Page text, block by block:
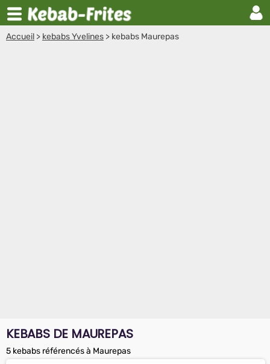
Accueil > kebabs Yvelines > kebabs Maurepas
KEBABS DE MAUREPAS
5 kebabs référencés à Maurepas